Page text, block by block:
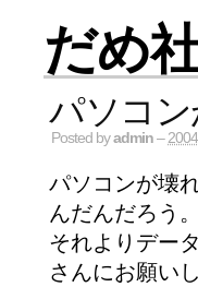
だめ
パソコ
Posted byadmin –
パソコンが壊
んだんだろう
それよりデー
さんにお願い